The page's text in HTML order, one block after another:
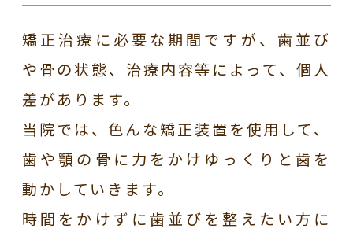
矯正治療に必要な期間ですが、歯並び
や骨の状態、治療内容等によって、個人
差があります。
当院では、色んな矯正装置を使用して、
歯や顎の骨に力をかけゆっくりと歯を
動かしていきます。
時間をかけずに歯並びを整えたい方に